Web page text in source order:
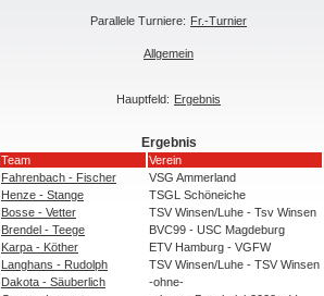
Parallele Turniere: Fr.-Turnier
Allgemein
Hauptfeld: Ergebnis
Ergebnis
Team Verein
Fahrenbach - Fischer VSG Ammerland
Henze - Stange TSGL Schöneiche
Bosse - Vetter TSV Winsen/Luhe - Tsv Winsen
Brendel - Teege BVC99 - USC Magdeburg
Karpa - Köther ETV Hamburg - VGFW
Langhans - Rudolph TSV Winsen/Luhe - TSV Winsen
Dakota - Säuberlich -ohne-